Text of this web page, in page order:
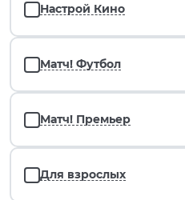
Настрой Кино
Матч! Футбол
Матч! Премьер
Для взрослых